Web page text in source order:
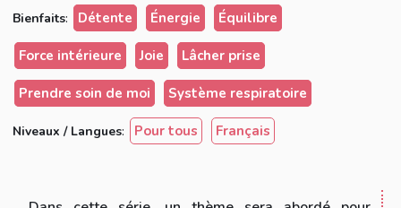
Bienfaits: Détente Énergie Équilibre
Force intérieure Joie Lâcher prise
Prendre soin de moi Système respiratoire
Niveaux / Langues: Pour tous Français